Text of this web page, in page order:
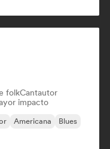
folkCantautor
impacto
Americana Blues